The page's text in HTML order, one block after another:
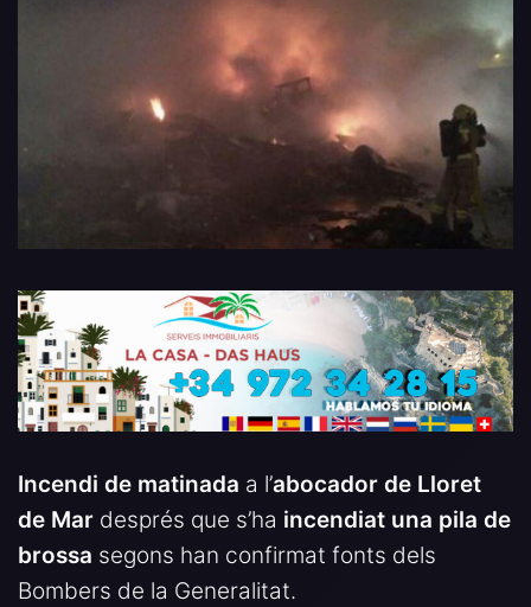
Incendi de matinada a l’abocador de Lloret
de Mar després que s’ha incendiat una pila de
brossa segons han confirmat fonts dels
Bombers de la Generalitat.